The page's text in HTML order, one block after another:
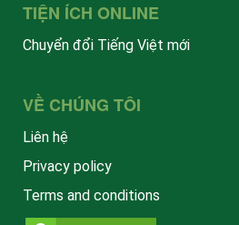
TIỆN ÍCH ONLINE
Chuyển đổi Tiếng Việt mới
VỀ CHÚNG TÔI
Liên hệ
Privacy policy
Terms and conditions